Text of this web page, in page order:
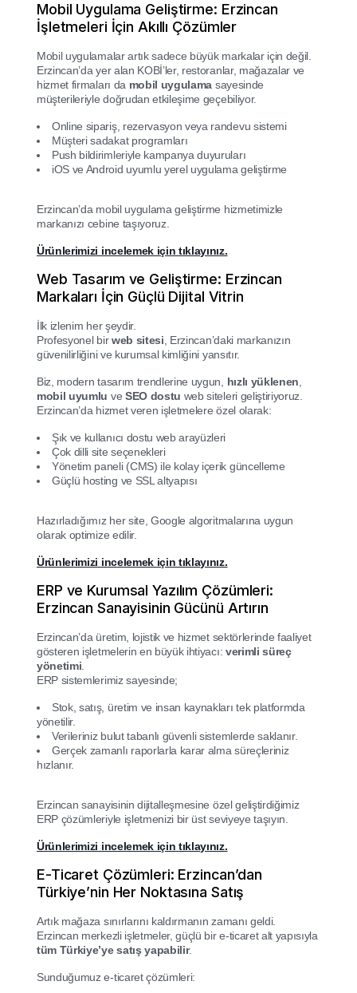
Mobil Uygulama Geliştirme: Erzincan
İşletmeleri İçin Akıllı Çözümler
Mobil uygulamalar artık sadece büyük markalar için değil.
Erzincan’da yer alan KOBİ’ler, restoranlar, mağazalar ve
hizmet firmaları da mobil uygulama sayesinde
müşterileriyle doğrudan etkileşime geçebiliyor.
Online sipariş, rezervasyon veya randevu sistemi
Müşteri sadakat programları
Push bildirimleriyle kampanya duyuruları
iOS ve Android uyumlu yerel uygulama geliştirme
Erzincan’da mobil uygulama geliştirme hizmetimizle
markanızı cebine taşıyoruz.
Ürünlerimizi incelemek için tıklayınız.
Web Tasarım ve Geliştirme: Erzincan
Markaları İçin Güçlü Dijital Vitrin
İlk izlenim her şeydir.
Profesyonel birweb sitesi , Erzincan’daki markanızın
güvenilirliğini ve kurumsal kimliğini yansıtır.
Biz, modern tasarım trendlerine uygun, hızlı yüklenen
mobil uyumlu ve SEO dostu web siteleri geliştiriyoruz.
Erzincan’da hizmet veren işletmelere özel olarak:
Şık ve kullanıcı dostu web arayüzleri
Çok dilli site seçenekleri
Yönetim paneli (CMS) ile kolay içerik güncelleme
Güçlü hosting ve SSL altyapısı
Hazırladığımız her site, Google algoritmalarına uygun
olarak optimize edilir.
Ürünlerimizi incelemek için tıklayınız.
ERP ve Kurumsal Yazılım Çözümleri:
Erzincan Sanayisinin Gücünü Artırın
Erzincan’da üretim, lojistik ve hizmet sektörlerinde faaliyet
gösteren işletmelerin en büyük ihtiyacı: verimli süreç
yönetimi
ERP sistemlerimiz sayesinde;
Stok, satış, üretim ve insan kaynakları tek platformda
yönetilir.
Verileriniz bulut tabanlı güvenli sistemlerde saklanır.
Gerçek zamanlı raporlarla karar alma süreçleriniz
hızlanır.
Erzincan sanayisinin dijitalleşmesine özel geliştirdiğimiz
ERP çözümleriyle işletmenizi bir üst seviyeye taşıyın.
Ürünlerimizi incelemek için tıklayınız.
E-Ticaret Çözümleri: Erzincan’dan
Türkiye’nin Her Noktasına Satış
Artık mağaza sınırlarını kaldırmanın zamanı geldi.
Erzincan merkezli işletmeler, güçlü bir e-ticaret alt yapısıyla
tüm Türkiye’ye satış yapabilir.
Sunduğumuz e-ticaret çözümleri: